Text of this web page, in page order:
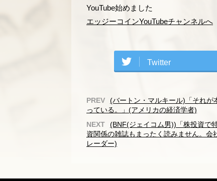
YouTube始めました
エッジーコインYouTubeチャンネルへ
Twitter
(バートン・マルキール)「それが
っている。」(アメリカの経済学者)
(BNF(ジェイコム男))「株投資で
資関係の雑誌もまったく読みません。
レーダー)